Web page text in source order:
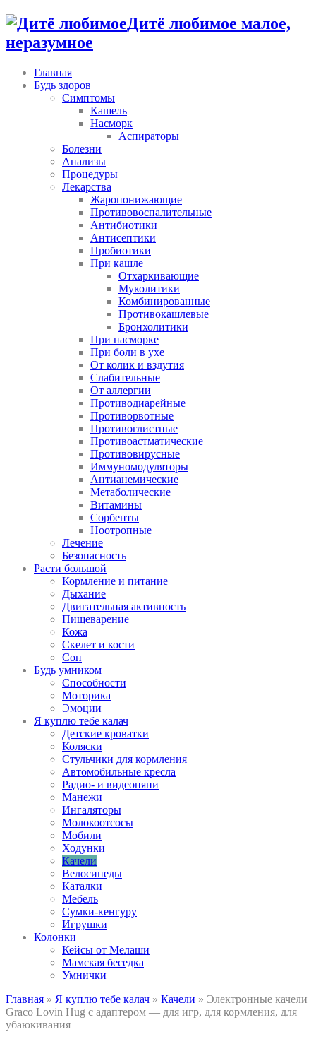
Дитё любимое малое,
неразумное
Главная
Будь здоров
Симптомы
Кашель
Насморк
Аспираторы
Болезни
Анализы
Процедуры
Лекарства
Жаропонижающие
Противовоспалительные
Антибиотики
Антисептики
Пробиотики
При кашле
Отхаркивающие
Муколитики
Комбинированные
Противокашлевые
Бронхолитики
При насморке
При боли в ухе
От колик и вздутия
Слабительные
От аллергии
Противодиарейные
Противорвотные
Противоглистные
Противоастматические
Противовирусные
Иммуномодуляторы
Антианемические
Метаболические
Витамины
Сорбенты
Ноотропные
Лечение
Безопасность
Расти большой
Кормление и питание
Дыхание
Двигательная активность
Пищеварение
Кожа
Скелет и кости
Сон
Будь умником
Способности
Моторика
Эмоции
Я куплю тебе калач
Детские кроватки
Коляски
Стульчики для кормления
Автомобильные кресла
Радио- и видеоняни
Манежи
Ингаляторы
Молокоотсосы
Мобили
Ходунки
Качели
Велосипеды
Каталки
Мебель
Сумки-кенгуру
Игрушки
Колонки
Кейсы от Мелаши
Мамская беседка
Умнички
Главная » Я куплю тебе калач » Качели » Электронные качели
Graco Lovin Hug с адаптером — для игр, для кормления, для
убаюкивания